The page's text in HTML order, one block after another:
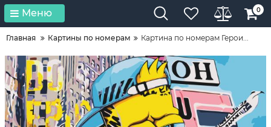
Меню 0
Главная Картины по номерам Картина по номерам Герои...